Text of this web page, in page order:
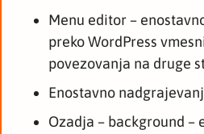
Menu editor –
preko WordPress
povezovanja na druge
Enostavno
Ozadja – background –